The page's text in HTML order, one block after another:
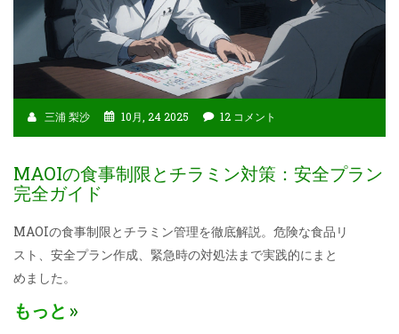
三浦 梨沙 10月, 24 2025 12 コメント
MAOIの食事制限とチラミン対策：安全プラン
完全ガイド
MAOIの食事制限とチラミン管理を徹底解説。危険な食品リ
スト、安全プラン作成、緊急時の対処法まで実践的にまと
めました。
もっと